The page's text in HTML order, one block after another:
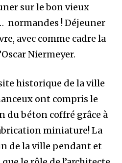
sur le bon vieux
normandes ! Déjeuner
avec comme cadre la
Niermeyer.
historique de la ville
ont compris le
du béton coffré grâce à
miniature! La
de la ville pendant et